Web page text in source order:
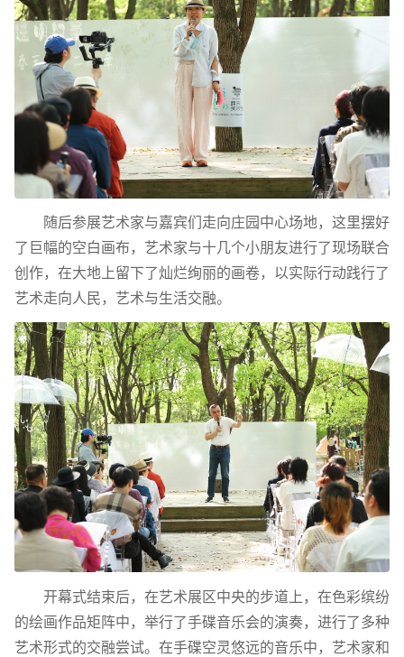
随后参展艺术家与嘉宾们走向庄园中心场地，这里摆好
了巨幅的空白画布，艺术家与十几个小朋友进行了现场联合
创作，在大地上留下了灿烂绚丽的画卷，以实际行动践行了
艺术走向人民，艺术与生活交融。
开幕式结束后，在艺术展区中央的步道上，在色彩缤纷
的绘画作品矩阵中，举行了手碟音乐会的演奏，进行了多种
艺术形式的交融尝试。在手碟空灵悠远的音乐中，艺术家和